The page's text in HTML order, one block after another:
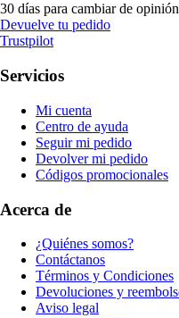
30 días para cambiar de opinión
Devuelve tu pedido
Trustpilot
Servicios
Mi cuenta
Centro de ayuda
Seguir mi pedido
Devolver mi pedido
Códigos promocionales
Acerca de
¿Quiénes somos?
Contáctanos
Términos y Condiciones
Devoluciones y
Aviso legal